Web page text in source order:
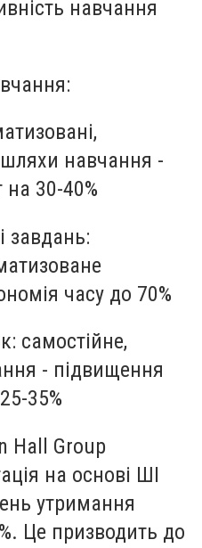
навчання
шляхи навчання -
30-40%
завдань:
часу до 70%
: самостійне,
- підвищення
35%
Hall Group
на основі ШІ
утримання
Це призводить до